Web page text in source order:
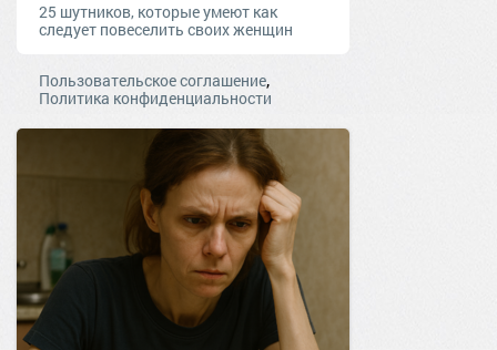
25 шутников, которые умеют как
следует повеселить своих женщин
Пользовательское соглашение,
Политика конфиденциальности